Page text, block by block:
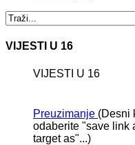
VIJESTI U 16
VIJESTI U 16
Preuzimanje (Desni
odaberite "save link
target as"...)